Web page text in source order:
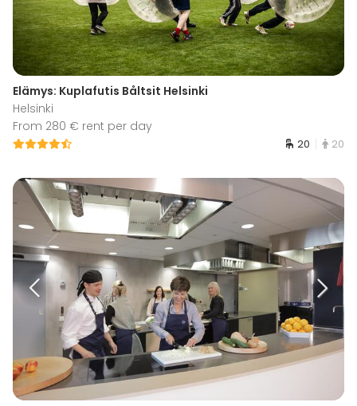
Elämys: Kuplafutis Båltsit Helsinki
Helsinki
From 280 € rent per day
20 20